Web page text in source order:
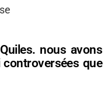
nous avons
que